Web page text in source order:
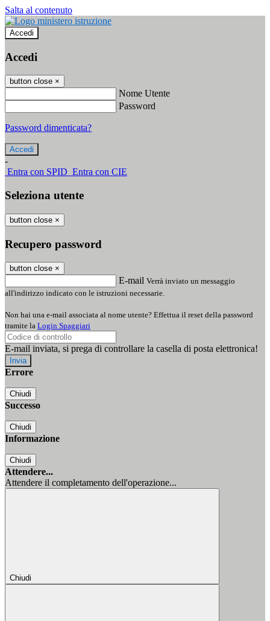
Salta al contenuto
Accedi
Accedi
button close ×
Nome Utente
Password
Password dimenticata?
-
Entra con SPID Entra con CIE
Seleziona utente
button close ×
Recupero password
button close ×
E-mail Verrà inviato un messaggio
all'indirizzo indicato con le istruzioni necessarie.
Non hai una e-mail associata al nome utente? Effettua il reset della password
tramite la Login Spaggiari
E-mail inviata, si prega di controllare la casella di posta elettronica!
Errore
Chiudi
Successo
Chiudi
Informazione
Chiudi
Attendere...
Attendere il completamento dell'operazione...
Chiudi